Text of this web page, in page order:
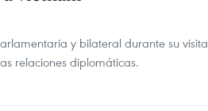
y bilateral durante su visita
relaciones diplomáticas.